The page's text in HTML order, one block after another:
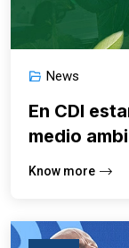
News
En CDI
medio
Know more